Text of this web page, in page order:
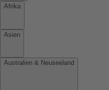
Afrika
Asien
Australien & Neuseeland